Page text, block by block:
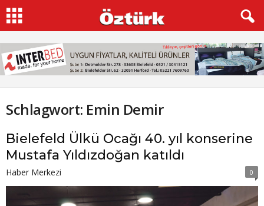
Schlagwort: Emin Demir
Bielefeld Ülkü Ocağı 40. yıl konserine
Mustafa Yıldızdoğan katıldı
Haber Merkezi 0